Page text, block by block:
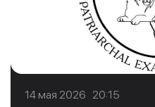
14 мая 2026 20:15